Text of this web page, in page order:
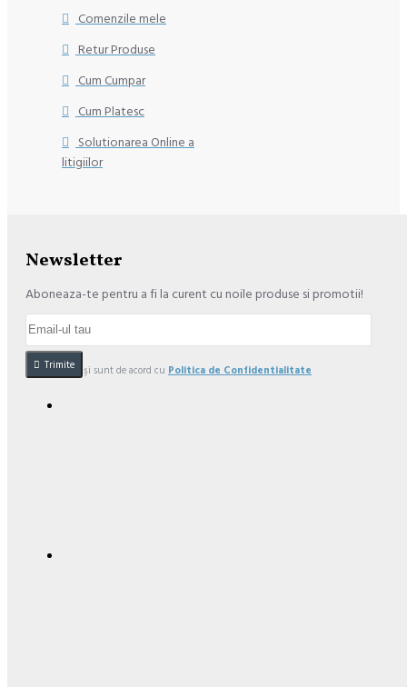
Comenzile mele
Retur Produse
Cum Cumpar
Cum Platesc
Solutionarea Online a
litigiilor
Newsletter
Aboneaza-te pentru a fi la curent cu noile produse si promotii!
Trimite
Am citit şi sunt de acord cu Politica de Confidentialitate